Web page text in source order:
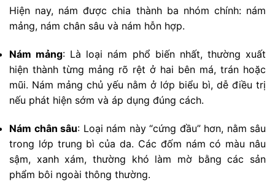
Hiện nay, nám được chia thành ba nhóm chính: nám
mảng, nám chân sâu và nám hỗn hợp.
Nám mảng: Là loại nám phổ biến nhất, thường xuất
hiện thành từng mảng rõ rệt ở hai bên má, trán hoặc
mũi. Nám mảng chủ yếu nằm ở lớp biểu bì, dễ điều trị
nếu phát hiện sớm và áp dụng đúng cách.
Nám chân sâu: Loại nám này “cứng đầu” hơn, nằm sâu
trong lớp trung bì của da. Các đốm nám có màu nâu
sậm, xanh xám, thường khó làm mờ bằng các sản
phẩm bôi ngoài thông thường.